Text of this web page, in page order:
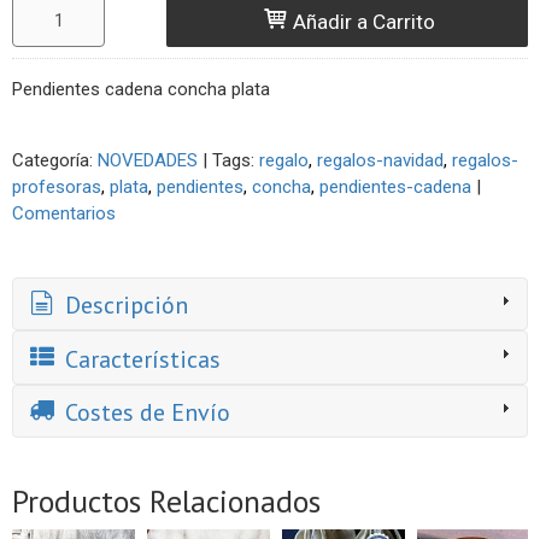
Añadir a Carrito
Pendientes cadena concha plata
Categoría: NOVEDADES | Tags: regalo regalos-navidad regalos-
profesoras plata pendientes concha pendientes-cadena |
Comentarios
Descripción
Características
Costes de Envío
Productos Relacionados